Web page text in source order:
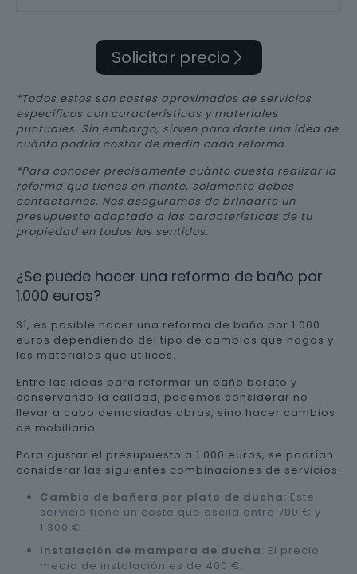
Solicitar precio
*Todos estos son costes aproximados de servicios
específicos con características y materiales
puntuales. Sin embargo, sirven para darte una idea de
cuánto podría costar de media cada reforma.
*Para conocer precisamente cuánto cuesta realizar la
reforma que tienes en mente, solamente debes
contactarnos. Nos aseguramos de brindarte un
presupuesto adaptado a las características de tu
propiedad en todos los sentidos.
¿Se puede hacer una reforma de baño por
1.000 euros?
Sí, es posible hacer una reforma de baño por 1.000
euros dependiendo del tipo de cambios que hagas y
los materiales que utilices.
Entre las ideas para reformar un baño barato y
conservando la calidad, podemos considerar no
llevar a cabo demasiadas obras, sino hacer cambios
de mobiliario.
Para ajustar el presupuesto a 1.000 euros, se podrían
considerar las siguientes combinaciones de servicios:
Cambio de bañera por plato de ducha: Este
servicio tiene un coste que oscila entre 700 € y
1.300 €.
Instalación de mampara de ducha: El precio
medio de instalación es de 400 €.